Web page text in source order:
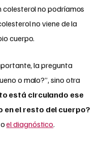
colesterol no podríamos
no viene de la
cuerpo.
la pregunta
o malo?”, sino otra
está circulando ese
el resto del cuerpo?
el diagnóstico.